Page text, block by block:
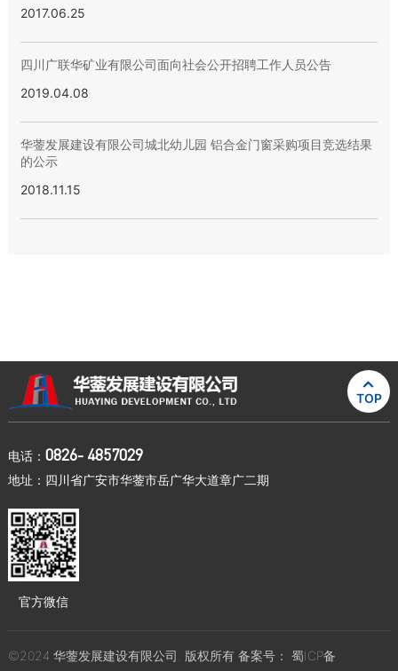
2017.06.25
四川广联华矿业有限公司面向社会公开招聘工作人员公告
2019.04.08
华蓥发展建设有限公司城北幼儿园 铝合金门窗采购项目竞选结果
的公示
2018.11.15

TOP
电话： 0826- 4857029
地址：四川省广安市华蓥市岳广华大道章广二期
官方微信
©2024 华蓥发展建设有限公司. 版权所有 备案号： 蜀ICP备